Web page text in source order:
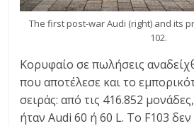
The first post-war Audi (right) and its
102.
Κορυφαίο σε πωλήσεις
που αποτέλεσε και το
σειράς: από τις 416.852
ήταν Audi 60 ή 60 L. Το F103